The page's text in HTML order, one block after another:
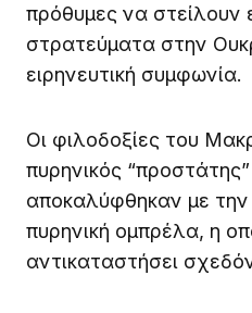
πρόθυμες να στείλουν
στρατεύματα στην
ειρηνευτική συμφωνία.
Οι φιλοδοξίες του
πυρηνικός
αποκαλύφθηκαν με
πυρηνική ομπρέλα, η
αντικαταστήσει